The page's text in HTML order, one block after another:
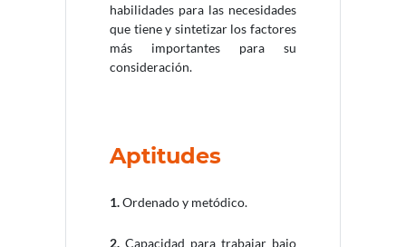
habilidades para las necesidades
que tiene y sintetizar los factores
más importantes para su
consideración.
Aptitudes
1.Ordenado y metódico.
2. Capacidad para trabajar bajo